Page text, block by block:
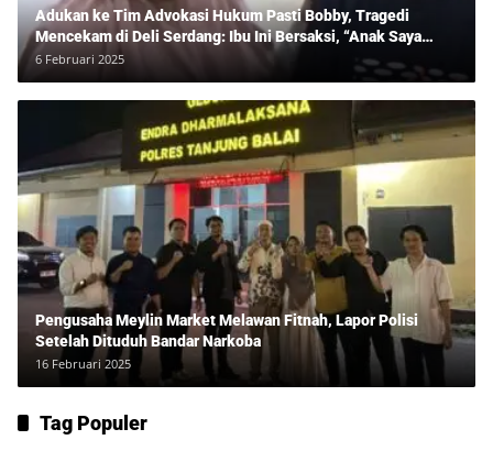
Adukan ke Tim Advokasi Hukum Pasti Bobby, Tragedi
Mencekam di Deli Serdang: Ibu Ini Bersaksi, “Anak Saya
Ditangkap Tanpa Bukti dan Bukan Bandar Narkoba!”
6 Februari 2025
Pengusaha Meylin Market Melawan Fitnah, Lapor Polisi
Setelah Dituduh Bandar Narkoba
16 Februari 2025
Tag Populer